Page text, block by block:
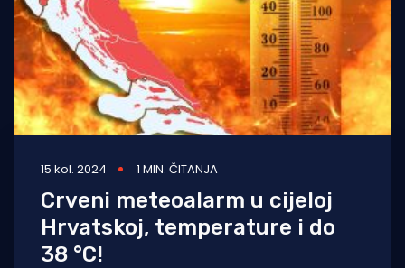
15 kol. 2024 1 MIN. ČITANJA
Crveni meteoalarm u cijeloj
Hrvatskoj, temperature i do
38 °C!